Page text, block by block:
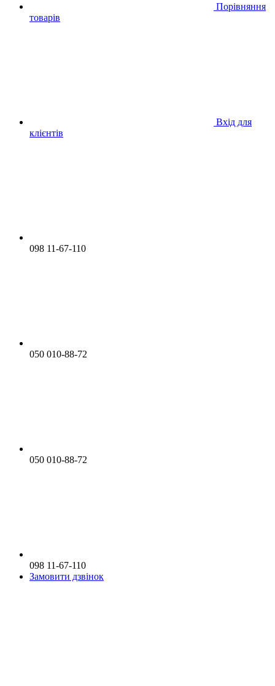
Порівняння
товарів
Вхід для
клієнтів
098 11-67-110
050 010-88-72
050 010-88-72
098 11-67-110
Замовити дзвінок